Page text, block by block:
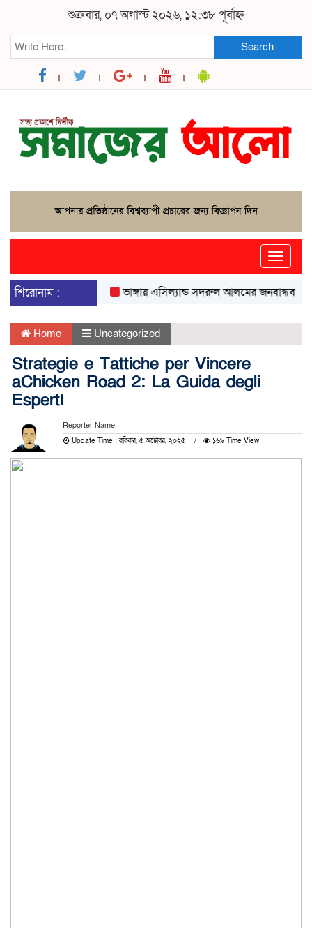
শুক্রবার, ০৭ অগাস্ট ২০২৬, ১২:৩৮ পূর্বাহ্ন
Search
Toggle
শিরোনাম :
ভাঙ্গায় এসিল্যান্ড সদরুল আলমের জনবান্ধব
Home Uncategorized
Strategie e Tattiche per Vincere
aChicken Road 2: La Guida degli
Esperti
Reporter Name
Update Time : রবিবার, ৫ অক্টোবর, ২০২৫ ১৬৯ Time View